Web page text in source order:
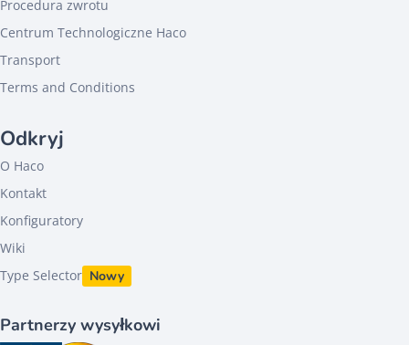
Procedura zwrotu
Centrum Technologiczne Haco
Transport
Terms and Conditions
Odkryj
O Haco
Kontakt
Konfiguratory
Wiki
Type Selector Nowy
Partnerzy wysyłkowi